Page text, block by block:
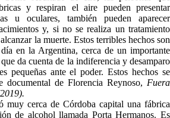
y respiran el aire pueden presentar
u oculares, también pueden aparecer
y, si no se realiza un tratamiento
la muerte. Estos terribles hechos son
en la Argentina, cerca de un importante
da cuenta de la indiferencia y desamparo
pequeñas ante el poder. Estos hechos se
documental de Florencia Reynoso, Fuera
muy cerca de Córdoba capital una fábrica
de alcohol llamada Porta Hermanos. Es